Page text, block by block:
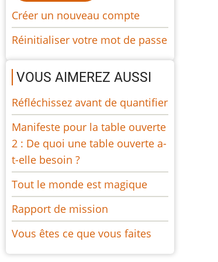
Créer un nouveau compte
Réinitialiser votre mot de passe
VOUS AIMEREZ AUSSI
Réfléchissez avant de quantifier
Manifeste pour la table ouverte
2 : De quoi une table ouverte a-
t-elle besoin ?
Tout le monde est magique
Rapport de mission
Vous êtes ce que vous faites